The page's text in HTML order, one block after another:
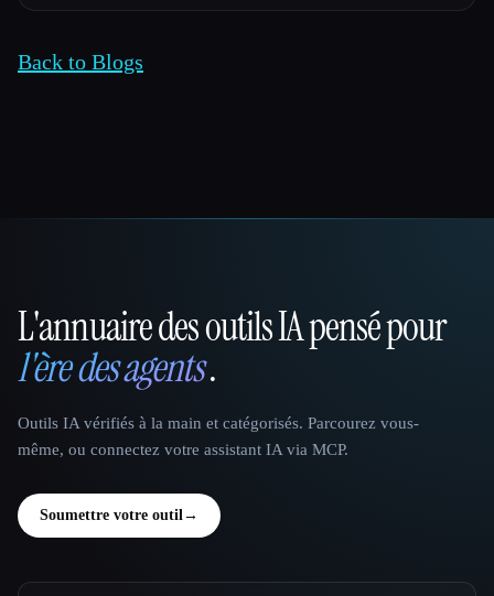
Back to Blogs
That AI Collection
L'annuaire des outils IA pensé pour
l'ère des agents.
Outils IA vérifiés à la main et catégorisés. Parcourez vous-
même, ou connectez votre assistant IA via MCP.
Soumettre votre outil →